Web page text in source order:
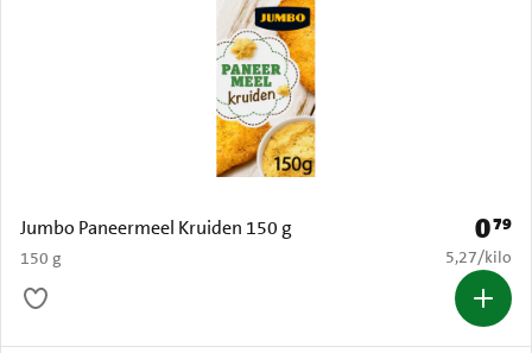
Jumbo Paneermeel Kruiden 150 g
150 g
Prijs:
079
€ 5,27 per
5,27/kilo